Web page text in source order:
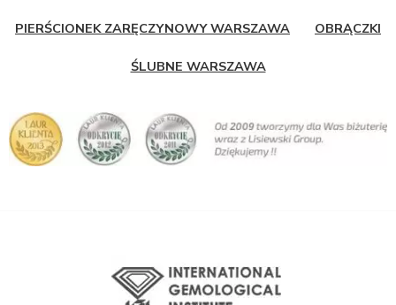
PIERŚCIONEK ZARĘCZYNOWY WARSZAWA OBRĄCZKI
ŚLUBNE WARSZAWA